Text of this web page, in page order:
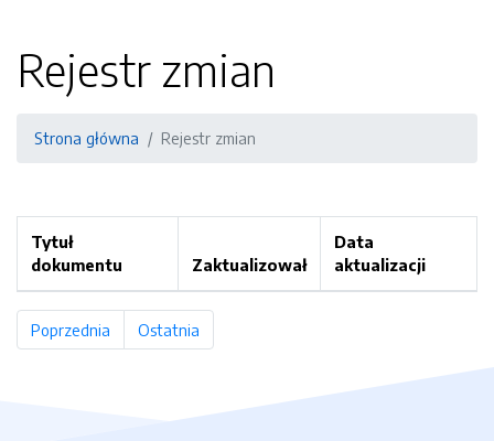
Rejestr zmian
Strona główna Rejestr zmian
Tytuł
dokumentu
Zaktualizował
Data
aktualizacji
Poprzednia stronaOstatnia